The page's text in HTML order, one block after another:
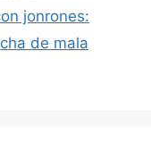
jonrones:
de mala